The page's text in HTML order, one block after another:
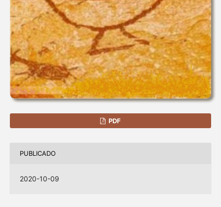
PDF
PUBLICADO
2020-10-09